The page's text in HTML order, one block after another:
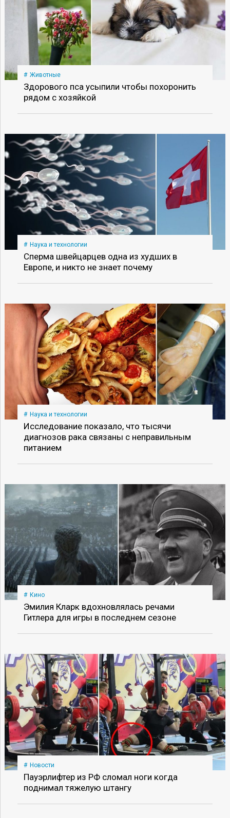
Животные
Здорового пса усыпили чтобы похоронить
рядом с хозяйкой
Наука и технологии
Сперма швейцарцев одна из худших в
Европе, и никто не знает почему
Наука и технологии
Исследование показало, что тысячи
диагнозов рака связаны с неправильным
питанием
Кино
Эмилия Кларк вдохновлялась речами
Гитлера для игры в последнем сезоне
Новости
Пауэрлифтер из РФ сломал ноги когда
поднимал тяжелую штангу